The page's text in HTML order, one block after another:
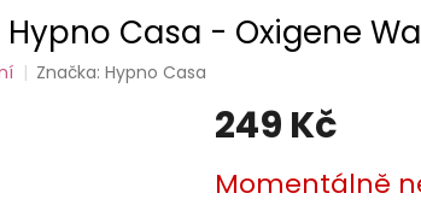
Casa - Oxigene
Značka:Hypno Casa
249 Kč
cena:
Momentálně